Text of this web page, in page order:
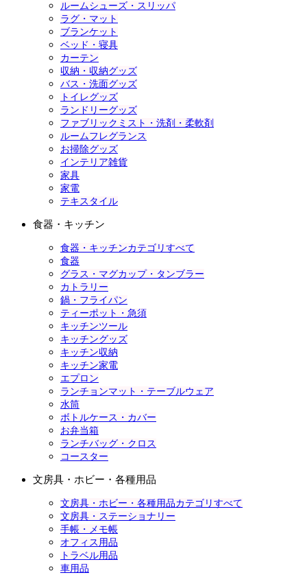
ルームシューズ・スリッパ
ラグ・マット
ブランケット
ベッド・寝具
カーテン
収納・収納グッズ
バス・洗面グッズ
トイレグッズ
ランドリーグッズ
ファブリックミスト・洗剤・柔軟剤
ルームフレグランス
お掃除グッズ
インテリア雑貨
家具
家電
テキスタイル
食器・キッチン
食器・キッチンカテゴリすべて
食器
グラス・マグカップ・タンブラー
カトラリー
鍋・フライパン
ティーポット・急須
キッチンツール
キッチングッズ
キッチン収納
キッチン家電
エプロン
ランチョンマット・テーブルウェア
水筒
ボトルケース・カバー
お弁当箱
ランチバッグ・クロス
コースター
文房具・ホビー・各種用品
文房具・ホビー・各種用品カテゴリすべて
文房具・ステーショナリー
手帳・メモ帳
オフィス用品
トラベル用品
車用品